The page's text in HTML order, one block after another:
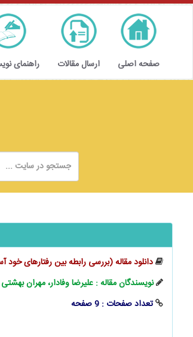
صفحه اصلی ارسال مقالات راهنمای
دانلود مقاله (بررسی رابطه بین رفتارهای
نویسندگان مقاله : علیرضا وفادار، مهران بهشتی
تعداد صفحات : 9 صفحه